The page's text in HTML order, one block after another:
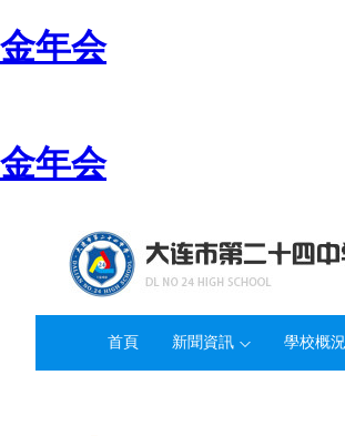
金年会
金年会
首頁 新聞資訊 學校概況